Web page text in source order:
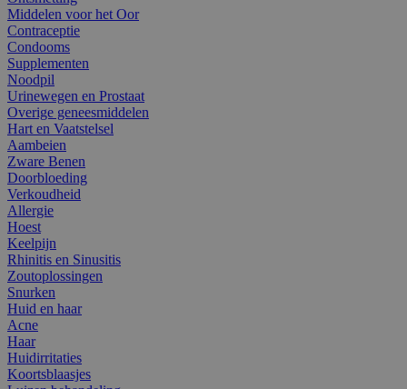
Middelen voor het Oor
Contraceptie
Condooms
Supplementen
Noodpil
Urinewegen en Prostaat
Overige geneesmiddelen
Hart en Vaatstelsel
Aambeien
Zware Benen
Doorbloeding
Verkoudheid
Allergie
Hoest
Keelpijn
Rhinitis en Sinusitis
Zoutoplossingen
Snurken
Huid en haar
Acne
Haar
Huidirritaties
Koortsblaasjes